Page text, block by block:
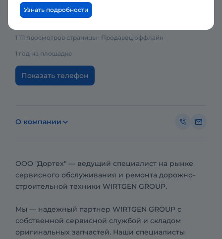
Компания Дортех (Dortech)
1 111 просмотров страницы Продавец оффлайн
1 год на площадке
Показать телефон
О компании
ООО "Дортех" — ведущий специалист на рынке
сервисного обслуживания и ремонта дорожно-
строительной техники WIRTGEN GROUP.
Мы — надежный партнер WIRTGEN GROUP с
собственной сервисной службой и складом
оригинальных запчастей. Наши специалисты
Узнать подробности